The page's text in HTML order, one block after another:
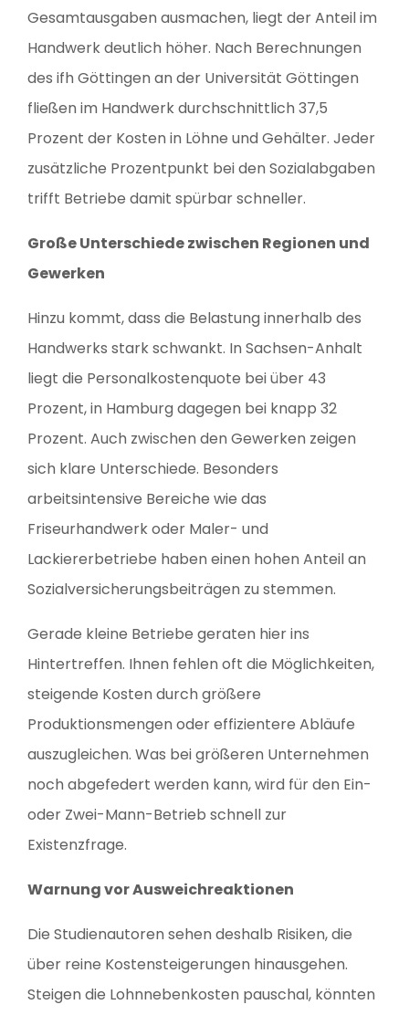
Gesamtausgaben ausmachen, liegt der Anteil im
Handwerk deutlich höher. Nach Berechnungen
des ifh Göttingen an der Universität Göttingen
fließen im Handwerk durchschnittlich 37,5
Prozent der Kosten in Löhne und Gehälter. Jeder
zusätzliche Prozentpunkt bei den Sozialabgaben
trifft Betriebe damit spürbar schneller.
Große Unterschiede zwischen Regionen und
Gewerken
Hinzu kommt, dass die Belastung innerhalb des
Handwerks stark schwankt. In Sachsen-Anhalt
liegt die Personalkostenquote bei über 43
Prozent, in Hamburg dagegen bei knapp 32
Prozent. Auch zwischen den Gewerken zeigen
sich klare Unterschiede. Besonders
arbeitsintensive Bereiche wie das
Friseurhandwerk oder Maler- und
Lackiererbetriebe haben einen hohen Anteil an
Sozialversicherungsbeiträgen zu stemmen.
Gerade kleine Betriebe geraten hier ins
Hintertreffen. Ihnen fehlen oft die Möglichkeiten,
steigende Kosten durch größere
Produktionsmengen oder effizientere Abläufe
auszugleichen. Was bei größeren Unternehmen
noch abgefedert werden kann, wird für den Ein-
oder Zwei-Mann-Betrieb schnell zur
Existenzfrage.
Warnung vor Ausweichreaktionen
Die Studienautoren sehen deshalb Risiken, die
über reine Kostensteigerungen hinausgehen.
Steigen die Lohnnebenkosten pauschal, könnten